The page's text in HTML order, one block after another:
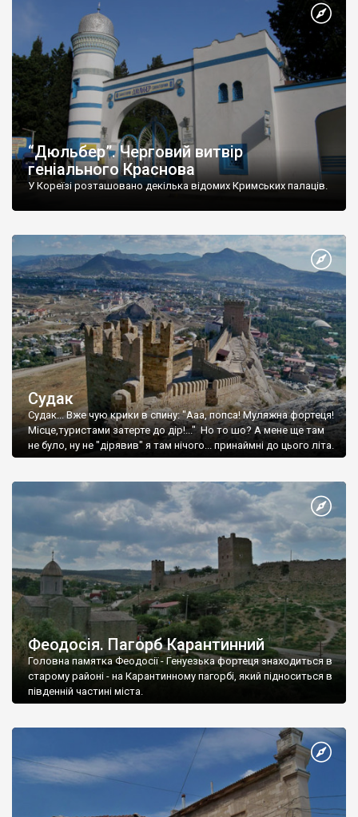
“Дюльбер”. Черговий витвір
геніального Краснова
У Кореїзі розташовано декілька відомих Кримських палаців.
Судак
Судак... Вже чую крики в спину: "Ааа, попса! Муляжна фортеця!
Місце,туристами затерте до дір!..." Но то шо? А мене ще там
не було, ну не "дірявив" я там нічого... принаймні до цього літа.
Феодосія. Пагорб Карантинний
Головна памятка Феодосії - Генуезька фортеця знаходиться в
старому районі - на Карантинному пагорбі, який підноситься в
південній частині міста.